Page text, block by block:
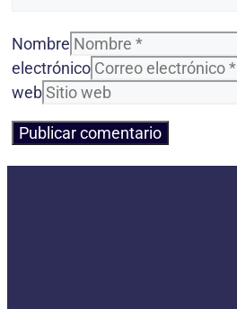
Nombre
electrónico
web